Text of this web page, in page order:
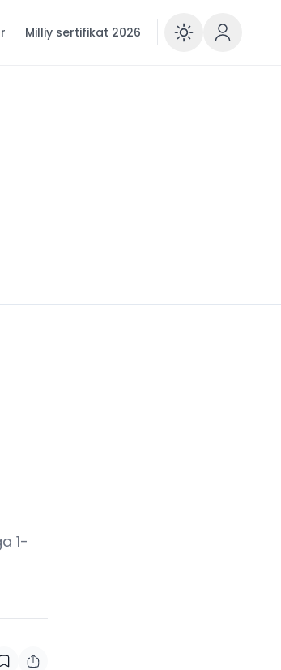
Milliy sertifikat 2026
1-